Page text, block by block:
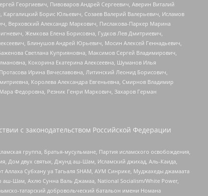
Георгиевич, Пивоваров Андрей Сергеевич, Аверин Виталий
Борис Юльевич, Созаев Валерий Валерьевич, Исламов
Верховский Александр Маркович, Пислакова-Паркер Марина
Жемкова Елена Борисовна, Гудков Лев Дмитриевич,
Блинушов Андрей Юрьевич, Мосин Алексей Геннадьевич,
Светлана Куприяновна, Максимов Сергей Владимирович,
Кокорина Екатерина Алексеевна, Шуманов Илья
Ирина Вячеславовна, Литинский Леонид Борисович,
Королева Александра Евгеньевна, Смирнов Владимир
Федоровна, Резник Генри Маркович, Захаров Герман
с законодательством Российской Федерации
группа, Братья-мусульмане, Партия исламского освобождения,
Дом двух святых, Джунд аш-Шам, Исламский джихад, Аль-Каида,
Субхану уа Тагьаля SHAM, АУМ Синрике, Муджахеды джамаата
аш-Шам, Ахлю Сунна Валь Джамаа, National Socialism/White Power,
татарский добровольческий батальон имени Номана